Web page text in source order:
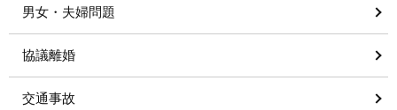
男女・夫婦問題
協議離婚
交通事故